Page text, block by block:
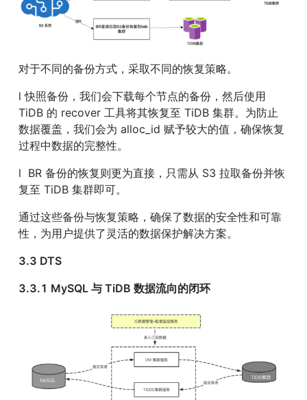
对于不同的备份方式，采取不同的恢复策略。
l 快照备份，我们会下载每个节点的备份，然后使用
TiDB 的 recover 工具将其恢复至 TiDB 集群。为防止
数据覆盖，我们会为 alloc_id 赋予较大的值，确保恢复
过程中数据的完整性。
l  BR 备份的恢复则更为直接，只需从 S3 拉取备份并恢
复至 TiDB 集群即可。
通过这些备份与恢复策略，确保了数据的安全性和可靠
性，为用户提供了灵活的数据保护解决方案。
3.3 DTS
3.3.1 MySQL 与 TiDB 数据流向的闭环